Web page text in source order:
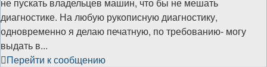
диагностике. На любую рукописную диагностику,
одновременно я делаю печатную, по требованию- могу
выдать в...
Перейти к сообщению